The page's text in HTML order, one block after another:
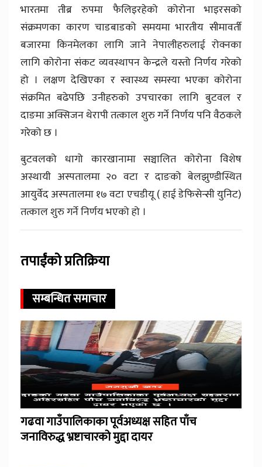
भारतमा तीब्र रुपमा फैलिइरहेको कोरोना भाइरसको
संक्रमणका कारण चाडबाडको समयमा भारतीय सीमावर्ती
बजारमा किनमेलका लागि जाने नेपालीहरुलाई रोक्नका
लागि कोरोना संकट व्यवस्थापन केन्द्रले यस्तो निर्णय गरेको
हो । लक्षण देखिएका र स्वास्थ्य समस्या भएका कोरोना
संक्रमित बढेपछि उनीहरुको उपचारका लागि बुटवल र
दाङमा अक्सिजन थेरापी तत्काल शुरु गर्ने निर्णय पनि वैठकले
गरेको छ ।
बुटवलको धागो कारखानामा सञ्चालित कोरोना विशेष
अस्थायी अस्पतालमा २० वटा र दाङको बेलझुण्डीस्थित
आयुर्वेद अस्पतालमा १७ वटा एचडीयू ( हाई डेफिसेन्सी युनिट)
तत्काल शुरु गर्ने निर्णय भएको हो ।
तपाईंको प्रतिक्रिया
सम्बन्धित समाचार
गढवा गाउँपालिकाका पूर्वअध्यक्ष सहित पाँच
जनाविरुद्ध भ्रष्टाचारको मुद्दा दायर